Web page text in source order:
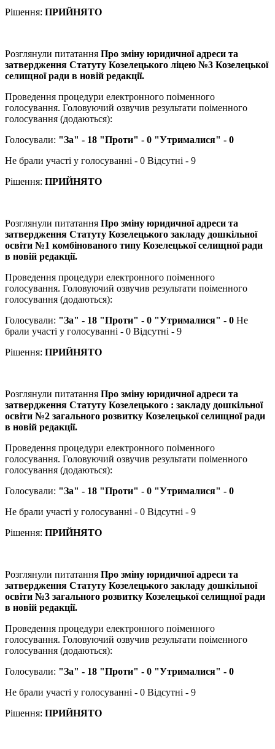
Рішення: ПРИЙНЯТО
Розглянули питатання Про зміну юридичної адреси та
затвердження Статуту Козелецького ліцею №3 Козелецької
селищної ради в новій редакції.
Проведення процедури електронного поіменного
голосування. Головуючий озвучив результати поіменного
голосування (додаються):
Голосували: "За" - 18 "Проти" - 0 "Утрималися" - 0
Не брали участі у голосуванні - 0 Відсутні - 9
Рішення: ПРИЙНЯТО
Розглянули питатання Про зміну юридичної адреси та
затвердження Статуту Козелецького закладу дошкільної
освіти №1 комбінованого типу Козелецької селищної ради
в новій редакції.
Проведення процедури електронного поіменного
голосування. Головуючий озвучив результати поіменного
голосування (додаються):
Голосували: "За" - 18 "Проти" - 0 "Утрималися" - 0 Не
брали участі у голосуванні - 0 Відсутні - 9
Рішення: ПРИЙНЯТО
Розглянули питатання Про зміну юридичної адреси та
затвердження Статуту Козелецького : закладу дошкільної
освіти №2 загального розвитку Козелецької селищної ради
в новій редакції.
Проведення процедури електронного поіменного
голосування. Головуючий озвучив результати поіменного
голосування (додаються):
Голосували: "За" - 18 "Проти" - 0 "Утрималися" - 0
Не брали участі у голосуванні - 0 Відсутні - 9
Рішення: ПРИЙНЯТО
Розглянули питатання Про зміну юридичної адреси та
затвердження Статуту Козелецького закладу дошкільної
освіти №3 загального розвитку Козелецької селищної ради
в новій редакції.
Проведення процедури електронного поіменного
голосування. Головуючий озвучив результати поіменного
голосування (додаються):
Голосували: "За" - 18 "Проти" - 0 "Утрималися" - 0
Не брали участі у голосуванні - 0 Відсутні - 9
Рішення: ПРИЙНЯТО